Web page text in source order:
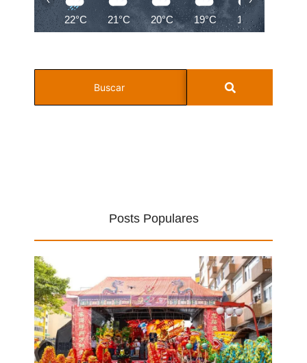
22°C 21°C 20°C 19°C 19°C
Posts Populares